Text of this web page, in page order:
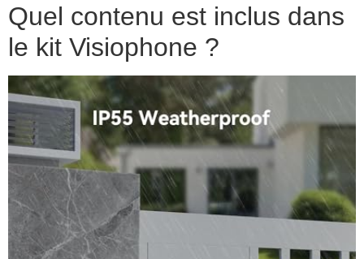
Quel contenu est inclus dans
le kit Visiophone ?